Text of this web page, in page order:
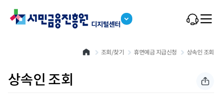
조회/찾기 휴면예금 지급신청 상속인 조회
상속인 조회